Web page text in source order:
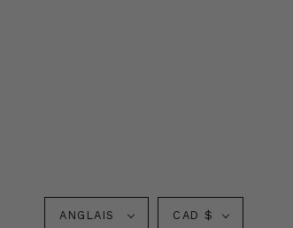
Langue
ANGLAIS Monnaie
CAD $